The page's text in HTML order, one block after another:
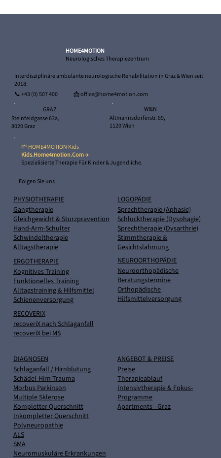
ANGEBOT & PREISE
Preise
Therapieablauf
Intensivtherapie & Fokus-
Programme
Apartments - Graz
LOGOPÄDIE
Sprachtherapie (Aphasie)
Schlucktherapie (Dysphagie)
Sprechtherapie (Dysarthrie)
Stimmtherapie &
Gesichtslahmung
NEUROORTHOPÄDIE
Neuroorthopädische
Beratungstermine
Orthopädische
Hilfsmittelversorgung
HOME4MOTION
Neurologisches Therapiezentrum
Interdisziplinäre ambulante neurologische Rehabilitation in Graz & Wien seit
2018.
📞+43 (0) 507 400 📩 office@home4motion.com
GRAZ
Steinfeldgasse 63a,
8020 Graz
WIEN
Altmannsdorferstr. 89,
1120 Wien
🌱 HOME4MOTION Kids
Kids.home4motion.com →
Spezialisierte Therapie Für Kinder & Jugendliche.
Folgen Sie uns
PHYSIOTHERAPIE
Gangtherapie
Gleichgewicht & Sturzpravention
Hand-Arm-Schulter
Schwindeltherapie
Alltagstherapie
ERGOTHERAPIE
Kognitives Training
Funktionelles Training
Alltagstraining & Hilfsmittel
Schienenversorgung
RECOVERIX
recoveriX nach Schlaganfall
recoveriX bei MS
DIAGNOSEN
Schlaganfall / Hirnblutung
Schädel-Hirn-Trauma
Morbus Parkinson
Multiple Sklerose
Kompletter Querschnitt
Inkompletter Querschnitt
Polyneuropathie
ALS
SMA
Neuromuskuläre Erkrankungen